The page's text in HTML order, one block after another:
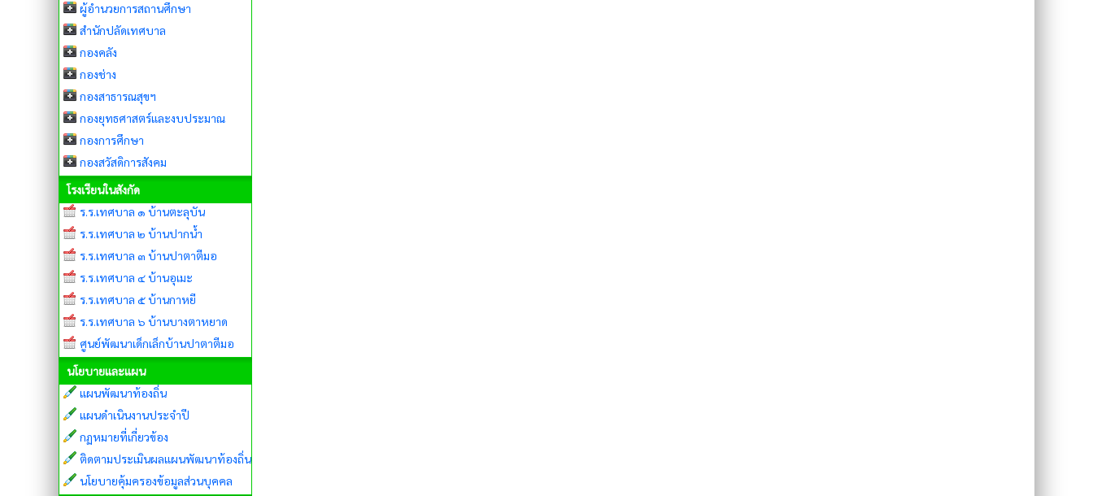
ผู้อำนวยการสถานศึกษา
สำนักปลัดเทศบาล
กองคลัง
กองช่าง
กองสาธารณสุขฯ
กองยุทธศาสตร์และงบประมาณ
กองการศึกษา
กองสวัสดิการสังคม
โรงเรียนในสังกัด
ร.ร.เทศบาล ๑ บ้านตะลุบัน
ร.ร.เทศบาล ๒ บ้านปากน้ำ
ร.ร.เทศบาล ๓ บ้านปาตาตีมอ
ร.ร.เทศบาล ๔ บ้านอุเมะ
ร.ร.เทศบาล ๕ บ้านกาหยี
ร.ร.เทศบาล ๖ บ้านบางตาหยาด
ศูนย์พัฒนาเด็กเล็กบ้านปาตาตีมอ
นโยบายและแผน
แผนพัฒนาท้องถิ่น
แผนดำเนินงานประจำปี
กฏหมายที่เกี่ยวข้อง
ติดตามประเมินผลแผนพัฒนาท้องถิ่น
นโยบายคุ้มครองข้อมูลส่วนบุคคล